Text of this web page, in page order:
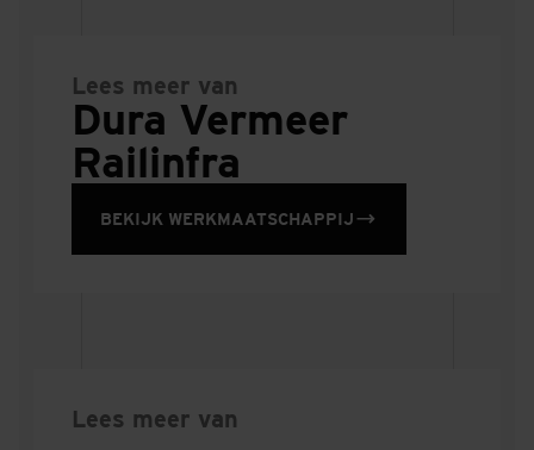
Lees meer van
Dura Vermeer
Railinfra
BEKIJK WERKMAATSCHAPPIJ
Lees meer van